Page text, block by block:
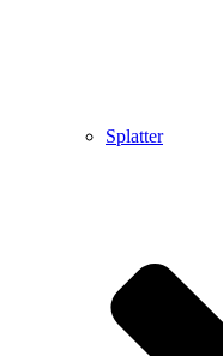
Splatter